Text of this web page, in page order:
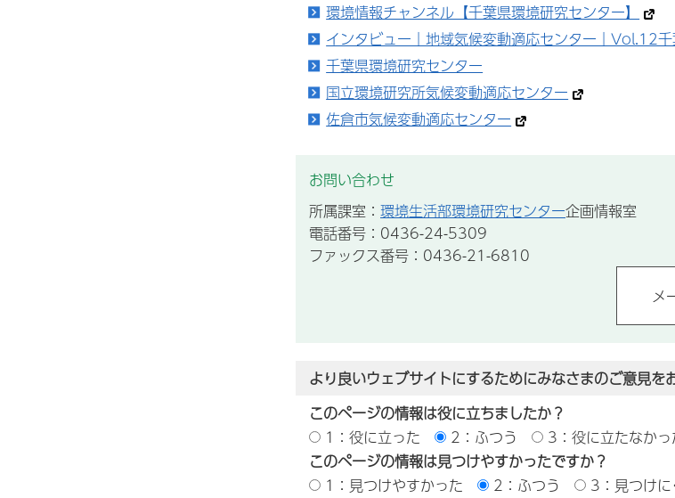
環境情報チャンネル【千葉県環境研究センター】
インタビュー｜地域気候変動適応センター｜Vol.12千
千葉県環境研究センター
国立環境研究所気候変動適応センター
佐倉市気候変動適応センター
お問い合わせ
所属課室： 環境生活部環境研究センター企画情報室
電話番号：0436-24-5309
ファックス番号：0436-21-6810
より良いウェブサイトにするためにみなさまのご意見を
このページの情報は役に立ちましたか？
1：役に立った
2：ふつう
3：役に立たなかっ
このページの情報は見つけやすかったですか？
1：見つけやすかった
2：ふつう 3：見つけ